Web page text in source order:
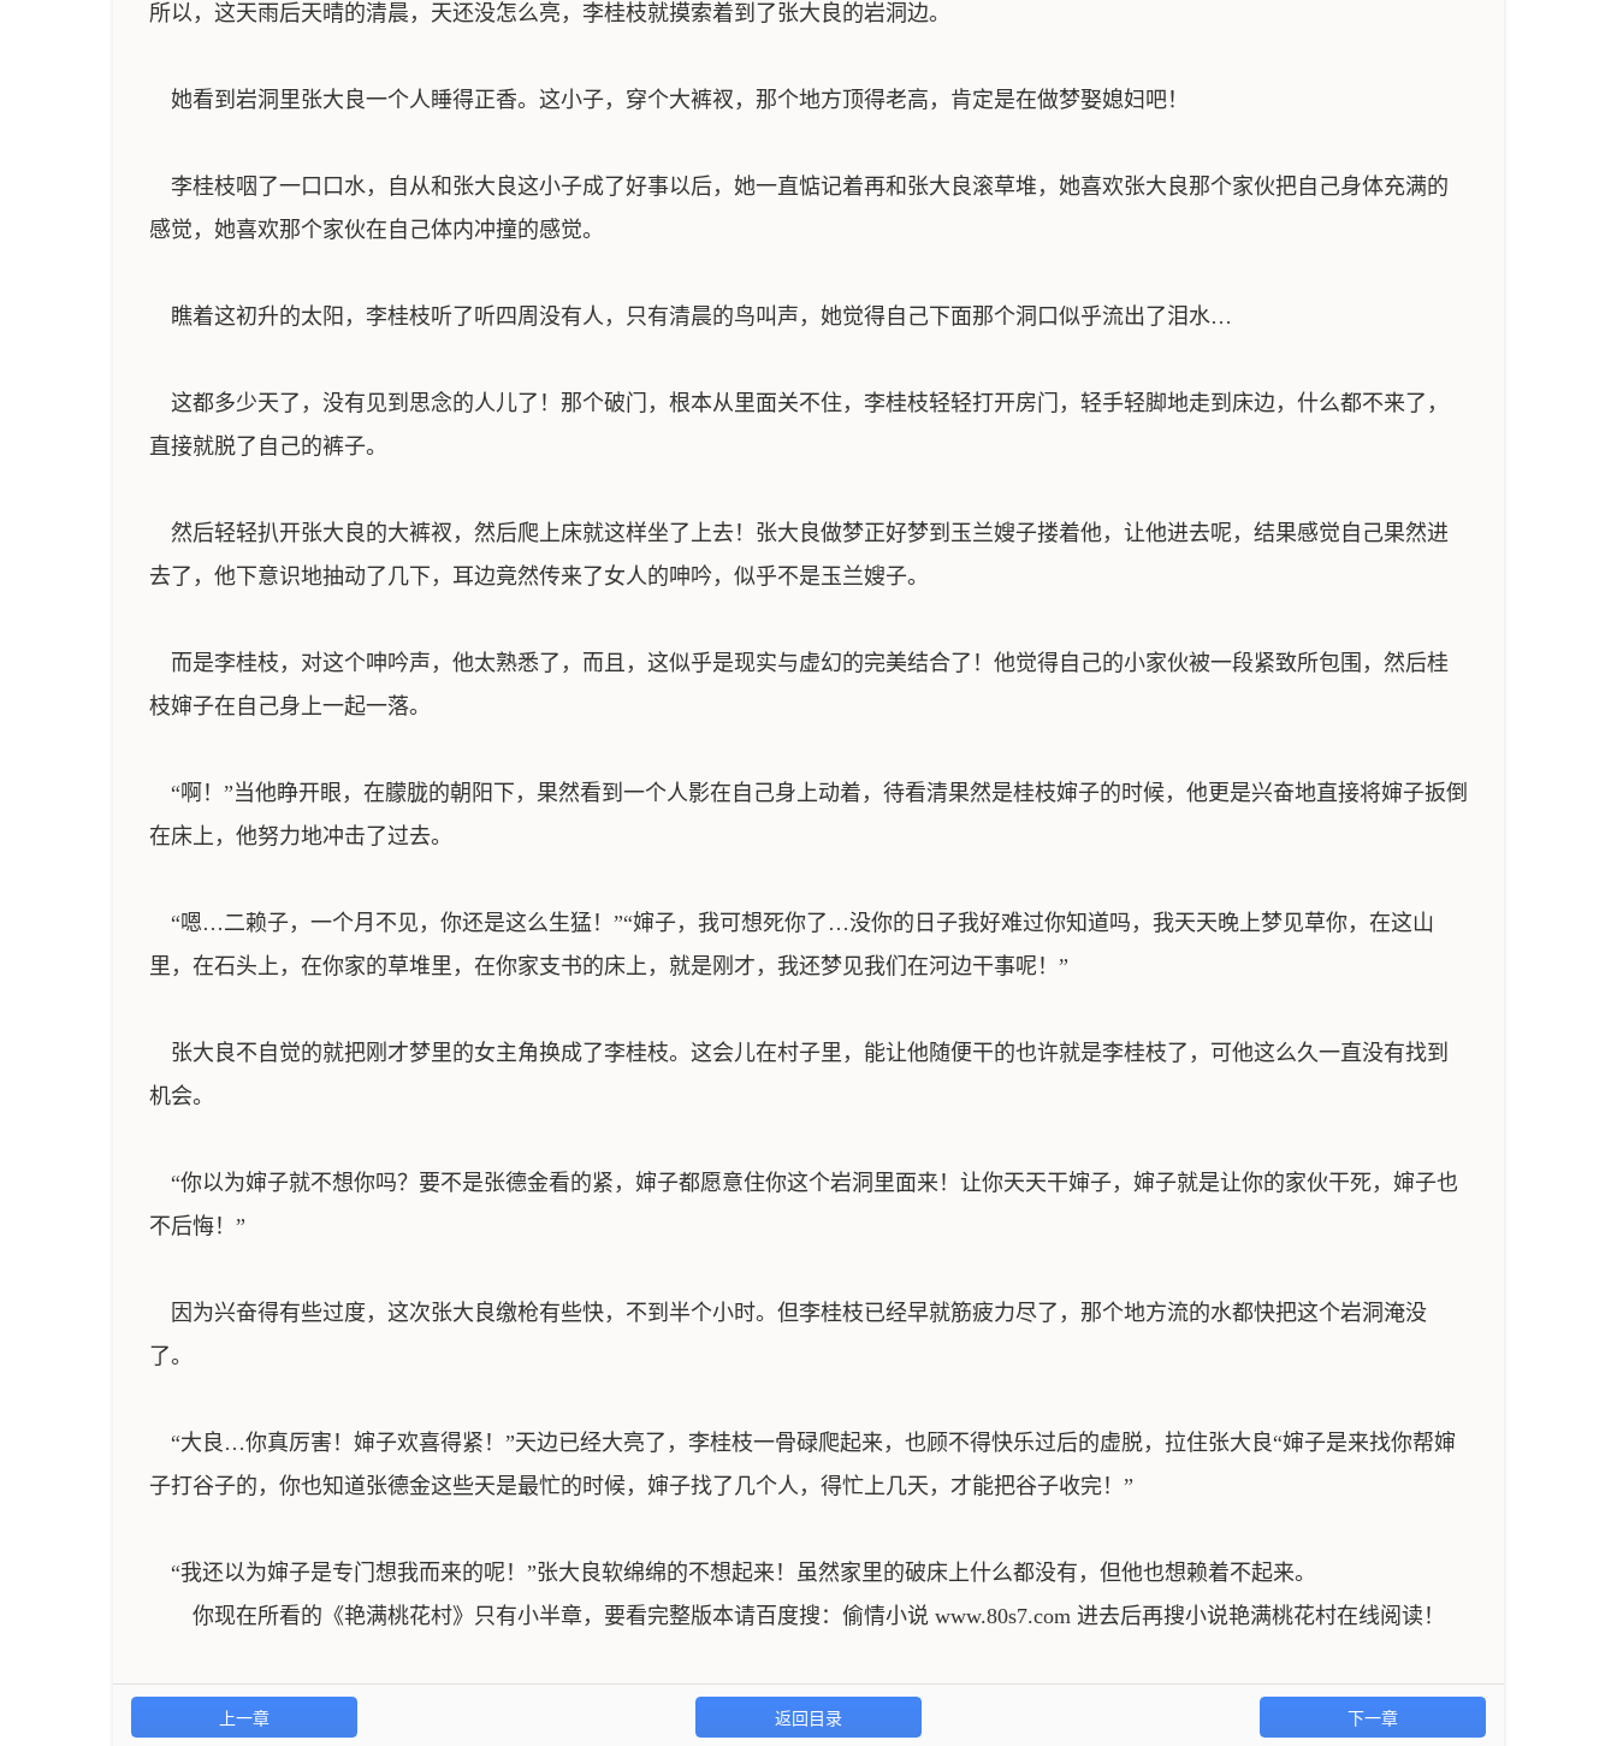
所以，这天雨后天晴的清晨，天还没怎么亮，李桂枝就摸索着到了张大良的岩洞边。
她看到岩洞里张大良一个人睡得正香。这小子，穿个大裤衩，那个地方顶得老高，肯定是在做梦娶媳妇吧！
李桂枝咽了一口口水，自从和张大良这小子成了好事以后，她一直惦记着再和张大良滚草堆，她喜欢张大良那个家伙把自己身体充满的
感觉，她喜欢那个家伙在自己体内冲撞的感觉。
瞧着这初升的太阳，李桂枝听了听四周没有人，只有清晨的鸟叫声，她觉得自己下面那个洞口似乎流出了泪水…
这都多少天了，没有见到思念的人儿了！那个破门，根本从里面关不住，李桂枝轻轻打开房门，轻手轻脚地走到床边，什么都不来了，
直接就脱了自己的裤子。
然后轻轻扒开张大良的大裤衩，然后爬上床就这样坐了上去！张大良做梦正好梦到玉兰嫂子搂着他，让他进去呢，结果感觉自己果然进
去了，他下意识地抽动了几下，耳边竟然传来了女人的呻吟，似乎不是玉兰嫂子。
而是李桂枝，对这个呻吟声，他太熟悉了，而且，这似乎是现实与虚幻的完美结合了！他觉得自己的小家伙被一段紧致所包围，然后桂
枝婶子在自己身上一起一落。
“啊！”当他睁开眼，在朦胧的朝阳下，果然看到一个人影在自己身上动着，待看清果然是桂枝婶子的时候，他更是兴奋地直接将婶子扳倒
在床上，他努力地冲击了过去。
“嗯…二赖子，一个月不见，你还是这么生猛！”“婶子，我可想死你了…没你的日子我好难过你知道吗，我天天晚上梦见草你，在这山
里，在石头上，在你家的草堆里，在你家支书的床上，就是刚才，我还梦见我们在河边干事呢！”
张大良不自觉的就把刚才梦里的女主角换成了李桂枝。这会儿在村子里，能让他随便干的也许就是李桂枝了，可他这么久一直没有找到
机会。
“你以为婶子就不想你吗？要不是张德金看的紧，婶子都愿意住你这个岩洞里面来！让你天天干婶子，婶子就是让你的家伙干死，婶子也
不后悔！”
因为兴奋得有些过度，这次张大良缴枪有些快，不到半个小时。但李桂枝已经早就筋疲力尽了，那个地方流的水都快把这个岩洞淹没
了。
“大良…你真厉害！婶子欢喜得紧！”天边已经大亮了，李桂枝一骨碌爬起来，也顾不得快乐过后的虚脱，拉住张大良“婶子是来找你帮婶
子打谷子的，你也知道张德金这些天是最忙的时候，婶子找了几个人，得忙上几天，才能把谷子收完！”
“我还以为婶子是专门想我而来的呢！”张大良软绵绵的不想起来！虽然家里的破床上什么都没有，但他也想赖着不起来。
你现在所看的《艳满桃花村》只有小半章，要看完整版本请百度搜：偷情小说 www.80s7.com 进去后再搜小说艳满桃花村在线阅读！
上一章 返回目录 下一章